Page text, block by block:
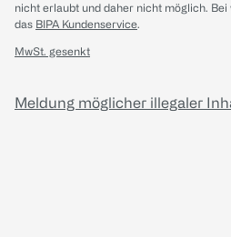
nicht erlaubt und daher nicht möglich. Bei
das BIPA Kundenservice.
MwSt. gesenkt
Meldung möglicher illegaler